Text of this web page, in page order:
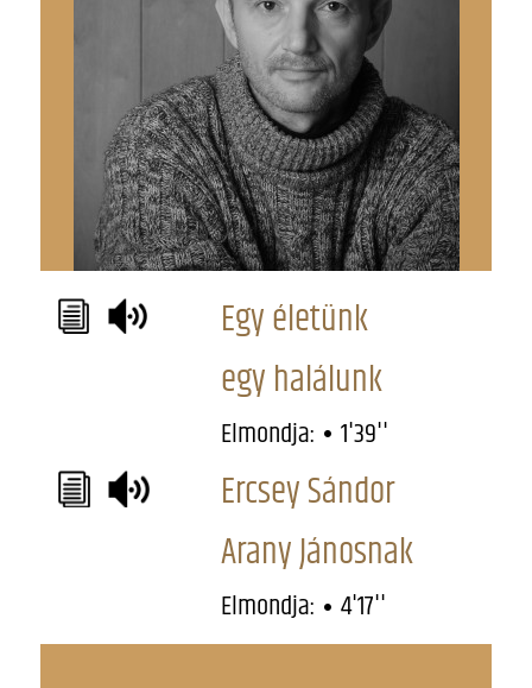
Egy életünk
egy halálunk
Elmondja: 1'39''
Ercsey Sándor
Arany Jánosnak
Elmondja: 4'17''